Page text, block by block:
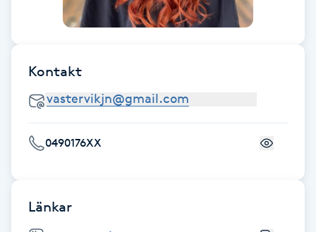
Gellack
Gellack med förstärkning
Gravidmassage
Kontakt
0490176XX
Länkar